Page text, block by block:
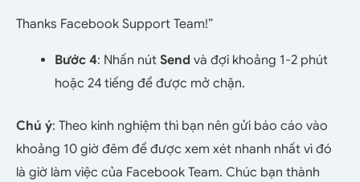
Thanks Facebook Support Team!”
Bước 4: Nhấn nút Send và đợi khoảng 1-2 phút
hoặc 24 tiếng để được mở chặn.
Chú ý: Theo kinh nghiệm thì bạn nên gửi báo cáo vào
khoảng 10 giờ đêm để được xem xét nhanh nhất vì đó
là giờ làm việc của Facebook Team. Chúc bạn thành